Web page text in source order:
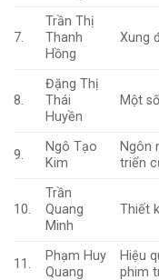
7.
Trần Thị
Thanh
Hồng
Xung
8.
Đặng Thị
Thái
Huyền
Một
9.
Ngô Tạo
Kim
Ngôn
triển
10.
Trần
Quang
Minh
Thiết
11.
Phạm Huy
Quang
Hiệu
phim